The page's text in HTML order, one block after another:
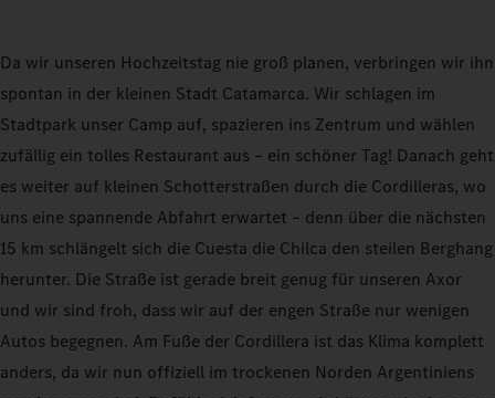
Da wir unseren Hochzeitstag nie groß planen, verbringen wir ihn
spontan in der kleinen Stadt Catamarca. Wir schlagen im
Stadtpark unser Camp auf, spazieren ins Zentrum und wählen
zufällig ein tolles Restaurant aus – ein schöner Tag! Danach geht
es weiter auf kleinen Schotterstraßen durch die Cordilleras, wo
uns eine spannende Abfahrt erwartet – denn über die nächsten
15 km schlängelt sich die Cuesta die Chilca den steilen Berghang
herunter. Die Straße ist gerade breit genug für unseren Axor
und wir sind froh, dass wir auf der engen Straße nur wenigen
Autos begegnen. Am Fuße der Cordillera ist das Klima komplett
anders, da wir nun offiziell im trockenen Norden Argentiniens